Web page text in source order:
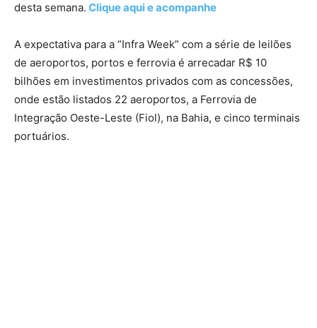
desta semana. Clique aqui e acompanhe
A expectativa para a “Infra Week” com a série de leilões
de aeroportos, portos e ferrovia é arrecadar R$ 10
bilhões em investimentos privados com as concessões,
onde estão listados 22 aeroportos, a Ferrovia de
Integração Oeste-Leste (Fiol), na Bahia, e cinco terminais
portuários.